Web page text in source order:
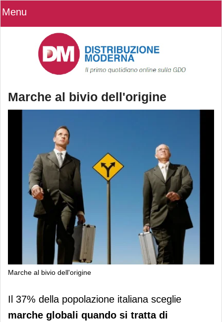
Menu
Marche al bivio dell'origine
Marche al bivio dell'origine
Marche al bivio dell'origine
Il 37% della popolazione italiana sceglie
marche globali quando si tratta di